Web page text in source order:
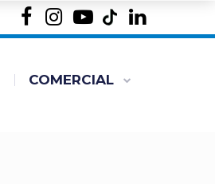
COMERCIAL